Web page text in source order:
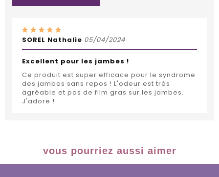
SOREL Nathalie 05/04/2024
Excellent pour les jambes !
Ce produit est super efficace pour le syndrome
des jambes sans repos ! L'odeur est très
agréable et pas de film gras sur les jambes.
J'adore !
vous pourriez aussi aimer